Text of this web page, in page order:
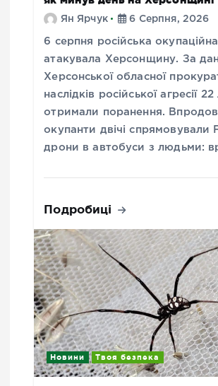
Ян Ярчук 6 Серпня, 2026
6 серпня російська
атакувала Херсонщину. За
Херсонської обласної
наслідків російської агресії
отримали поранення.
окупанти двічі спрямовували
дрони в автобуси з людьми:
Подробиці
Новини Твоя безпека